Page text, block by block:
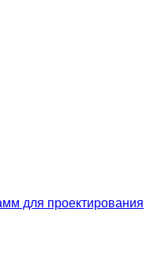
для проектирования